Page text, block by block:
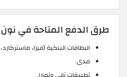
طرق الدفع المتاحة في نون
البطاقات البنكية (فيزا،
مدى.